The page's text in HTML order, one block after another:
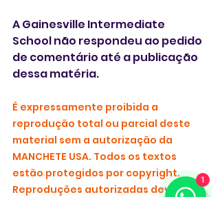
A Gainesville Intermediate
School não respondeu ao pedido
de comentário até a publicação
dessa matéria.
É expressamente proibida a
reprodução total ou parcial deste
material sem a autorização da
MANCHETE USA. Todos os textos
estão protegidos por copyright.
Reproduções autorizadas devem
1